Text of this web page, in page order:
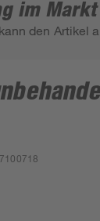
im Markt
den Artikel
7100718